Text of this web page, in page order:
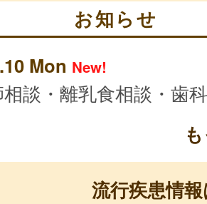
お知らせ
Mon New!
流行疾患情